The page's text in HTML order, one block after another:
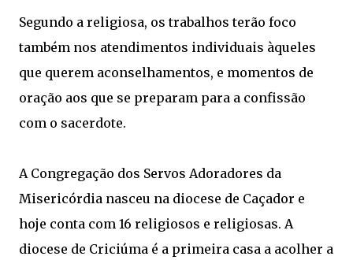
Segundo a religiosa, os trabalhos terão foco
também nos atendimentos individuais àqueles
que querem aconselhamentos, e momentos de
oração aos que se preparam para a confissão
com o sacerdote.
A Congregação dos Servos Adoradores da
Misericórdia nasceu na diocese de Caçador e
hoje conta com 16 religiosos e religiosas. A
diocese de Criciúma é a primeira casa a acolher a